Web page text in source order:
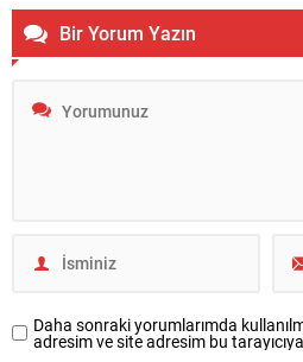
Bir Yorum Yazın
Daha sonraki yorumlarımda
adresim ve site adresim bu